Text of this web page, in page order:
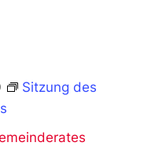
Sitzung des